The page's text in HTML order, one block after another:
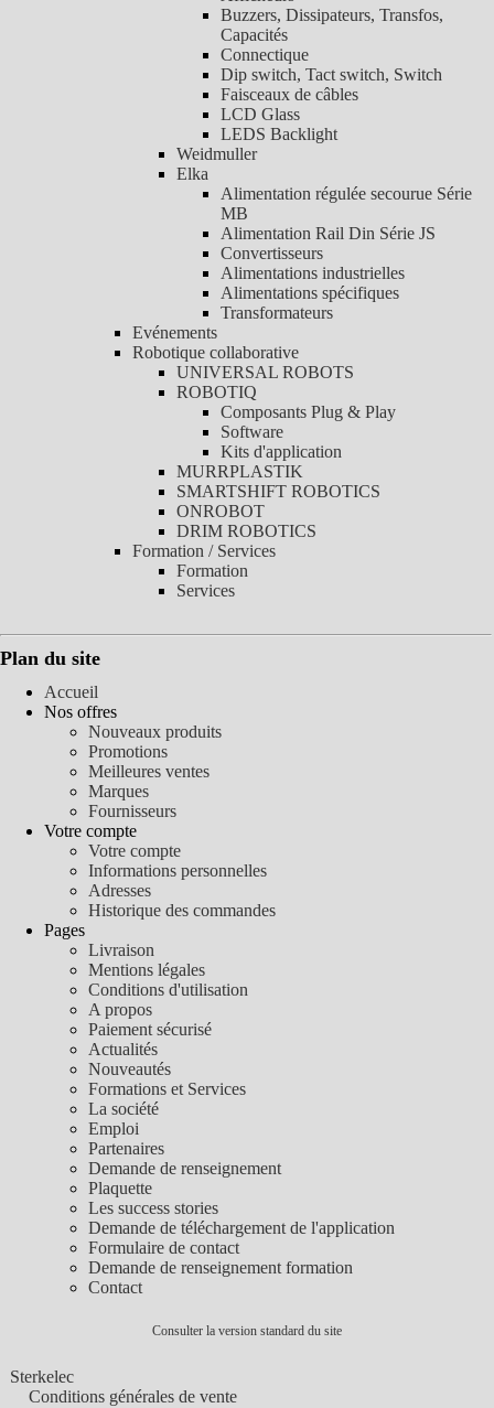
Buzzers, Dissipateurs, Transfos,
Capacités
Connectique
Dip switch, Tact switch, Switch
Faisceaux de câbles
LCD Glass
LEDS Backlight
Weidmuller
Elka
Alimentation régulée secourue Série
MB
Alimentation Rail Din Série JS
Convertisseurs
Alimentations industrielles
Alimentations spécifiques
Transformateurs
Evénements
Robotique collaborative
UNIVERSAL ROBOTS
ROBOTIQ
Composants Plug & Play
Software
Kits d'application
MURRPLASTIK
SMARTSHIFT ROBOTICS
ONROBOT
DRIM ROBOTICS
Formation / Services
Formation
Services
Plan du site
Accueil
Nos offres
Nouveaux produits
Promotions
Meilleures ventes
Marques
Fournisseurs
Votre compte
Votre compte
Informations personnelles
Adresses
Historique des commandes
Pages
Livraison
Mentions légales
Conditions d'utilisation
A propos
Paiement sécurisé
Actualités
Nouveautés
Formations et Services
La société
Emploi
Partenaires
Demande de renseignement
Plaquette
Les success stories
Demande de téléchargement de l'application
Formulaire de contact
Demande de renseignement formation
Contact
Consulter la version standard du site
Sterkelec
Conditions générales de vente